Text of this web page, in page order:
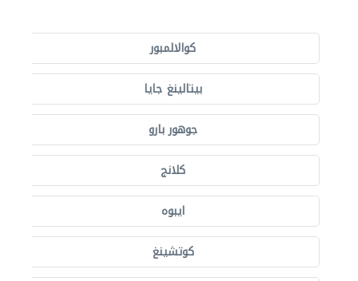
كوالالمبور
بيتالينغ جايا
جوهور بارو
كلانج
ايبوه
كوتشينغ